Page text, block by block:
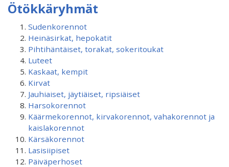
Ötökkäryhmät
Sudenkorennot
Heinäsirkat, hepokatit
Pihtihäntäiset, torakat, sokeritoukat
Luteet
Kaskaat, kempit
Kirvat
Jauhiaiset, jäytiäiset, ripsiäiset
Harsokorennot
Käärmekorennot, kirvakorennot, vahakorennot ja
kaislakorennot
Kärsäkorennot
Lasisiipiset
Päiväperhoset